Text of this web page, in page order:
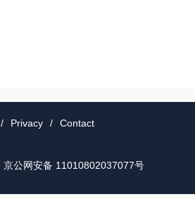
/ Privacy / Contact
京公网安备 11010802037077号